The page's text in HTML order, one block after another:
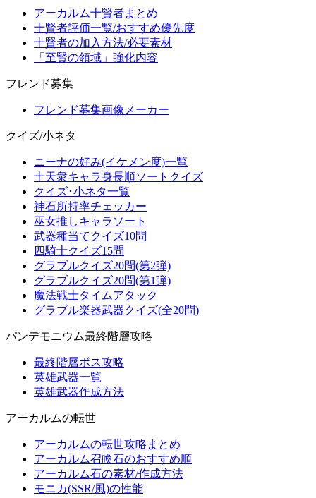
アーカルム十賢者まとめ
十賢者評価一覧/おすすめ優先度
十賢者の加入方法/必要素材
「至賢の領域」強化内容
フレンド募集
フレンド募集画像メーカー
クイズ/小ネタ
ニーナの好み(イケメン度)一覧
十天衆キャラ身長順ソートクイズ
クイズ･小ネタ一覧
神石所持率チェッカー
巫女推しキャラソート
武器種当てクイズ10問
四騎士クイズ15問
グラブルクイズ20問(第2弾)
グラブルクイズ20問(第1弾)
魔法戦士タイムアタック
グラブル楽器武器クイズ(全20問)
パンデモニウム最終階層攻略
最終階層ボス攻略
英雄武器一覧
英雄武器作成方法
アーカルムの転世
アーカルムの転世攻略まとめ
アーカルム召喚石のおすすめ順
アーカルム石の素材/作成方法
モニカ(SSR/風)の性能